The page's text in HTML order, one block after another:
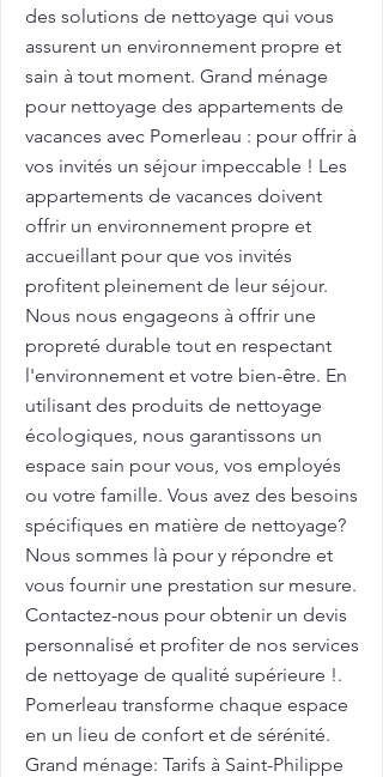
des solutions de nettoyage qui vous
assurent un environnement propre et
sain à tout moment. Grand ménage
pour nettoyage des appartements de
vacances avec Pomerleau : pour offrir à
vos invités un séjour impeccable ! Les
appartements de vacances doivent
offrir un environnement propre et
accueillant pour que vos invités
profitent pleinement de leur séjour.
Nous nous engageons à offrir une
propreté durable tout en respectant
l'environnement et votre bien-être. En
utilisant des produits de nettoyage
écologiques, nous garantissons un
espace sain pour vous, vos employés
ou votre famille. Vous avez des besoins
spécifiques en matière de nettoyage?
Nous sommes là pour y répondre et
vous fournir une prestation sur mesure.
Contactez-nous pour obtenir un devis
personnalisé et profiter de nos services
de nettoyage de qualité supérieure !.
Pomerleau transforme chaque espace
en un lieu de confort et de sérénité.
Grand ménage: Tarifs à Saint-Philippe